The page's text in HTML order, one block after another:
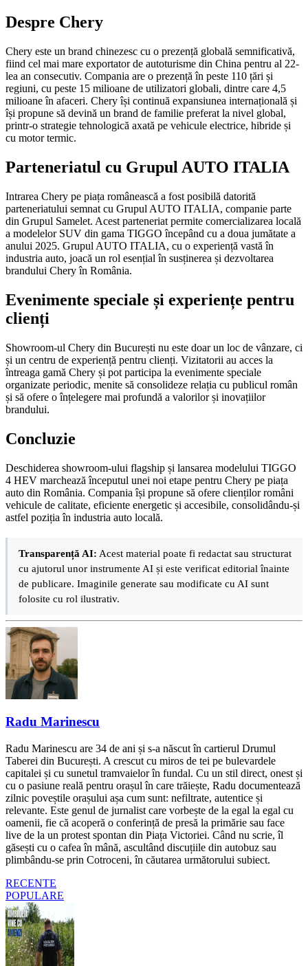
Despre Chery
Chery este un brand chinezesc cu o prezență globală semnificativă,
fiind cel mai mare exportator de autoturisme din China pentru al 22-
lea an consecutiv. Compania are o prezență în peste 110 țări și
regiuni, cu peste 15 milioane de utilizatori globali, dintre care 4,5
milioane în afaceri. Chery își continuă expansiunea internațională și
își propune să devină un brand de familie preferat la nivel global,
printr-o strategie tehnologică axată pe vehicule electrice, hibride și
cu motor termic.
Parteneriatul cu Grupul AUTO ITALIA
Intrarea Chery pe piața românească a fost posibilă datorită
parteneriatului semnat cu Grupul AUTO ITALIA, companie parte
din Grupul Samelet. Acest parteneriat permite comercializarea locală
a modelelor SUV din gama TIGGO începând cu a doua jumătate a
anului 2025. Grupul AUTO ITALIA, cu o experiență vastă în
industria auto, joacă un rol esențial în susținerea și dezvoltarea
brandului Chery în România.
Evenimente speciale și experiențe pentru
clienți
Showroom-ul Chery din București nu este doar un loc de vânzare, ci
și un centru de experiență pentru clienți. Vizitatorii au acces la
întreaga gamă Chery și pot participa la evenimente speciale
organizate periodic, menite să consolideze relația cu publicul român
și să ofere o înțelegere mai profundă a valorilor și inovațiilor
brandului.
Concluzie
Deschiderea showroom-ului flagship și lansarea modelului TIGGO
4 HEV marchează începutul unei noi etape pentru Chery pe piața
auto din România. Compania își propune să ofere clienților români
vehicule de calitate, eficiente energetic și accesibile, consolidându-și
astfel poziția în industria auto locală.
Transparență AI: Acest material poate fi redactat sau structurat
cu ajutorul unor instrumente AI și este verificat editorial înainte
de publicare. Imaginile generate sau modificate cu AI sunt
folosite cu rol ilustrativ.
Radu Marinescu
Radu Marinescu are 34 de ani și s-a născut în cartierul Drumul
Taberei din București. A crescut cu miros de tei pe bulevardele
capitalei și cu sunetul tramvaielor în fundal. Cu un stil direct, onest și
cu o pasiune reală pentru orașul în care trăiește, Radu documentează
zilnic poveștile orașului așa cum sunt: nefiltrate, autentice și
relevante. Este genul de jurnalist care vorbește de la egal la egal cu
oamenii, fie că acoperă o conferință de presă la primărie sau face
live de la un protest spontan din Piața Victoriei. Când nu scrie, îl
găsești cu o cafea în mână, ascultând discuțiile din autobuz sau
plimbându-se prin Cotroceni, în căutarea următorului subiect.
RECENTE
POPULARE